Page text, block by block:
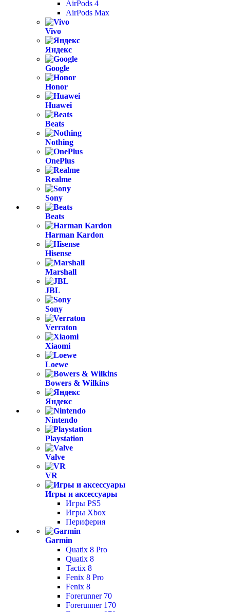
AirPods 4
AirPods Max
Vivo
Яндекс
Google
Honor
Huawei
Beats
Nothing
OnePlus
Realme
Sony
Beats
Harman Kardon
Hisense
Marshall
JBL
Sony
Verraton
Xiaomi
Loewe
Bowers & Wilkins
Яндекс
Nintendo
Playstation
Valve
VR
Игры и аксессуары
Игры PS5
Игры Xbox
Периферия
Garmin
Quatix 8 Pro
Quatix 8
Tactix 8
Fenix 8 Pro
Fenix 8
Forerunner 70
Forerunner 170